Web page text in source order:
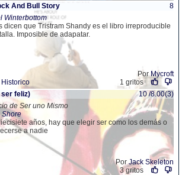
And Bull Story
8
Winterbottom
dicen que Tristram Shandy es el libro irreproducible
Imposible de adapatar.
PorMycroft
Historico
1 gritos
ser feliz)
10 /8.00(3)
de Ser uno Mismo
Shore
años, hay que elegir ser como los demás o
a nadie
PorJack Skeleton
3 gritos